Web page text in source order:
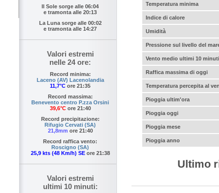
Il Sole sorge alle 06:04
e tramonta alle 20:13
La Luna sorge alle 00:02
e tramonta alle 14:27
Valori estremi
nelle 24 ore:
Record minima:
Laceno (AV) Lacenolandia
11,7°C ore 21:35
Record massima:
Benevento centro P.zza Orsini
39,6°Core 21:40
Record precipitazione:
Rifugio Cervati (SA)
21,8mm ore 21:40
Record raffica vento:
Roscigno (SA)
25,9 kts (48 Km/h) SEore 21:38
Valori estremi
ultimi 10 minuti:
Temperatura minima
Indice di calore
Umidità
Pressione sul livello del
Vento medio ultimi 10 minuti
Raffica massima di oggi
Temperatura percepita al
Pioggia ultim'ora
Pioggia oggi
Pioggia mese
Pioggia anno
Ultimo